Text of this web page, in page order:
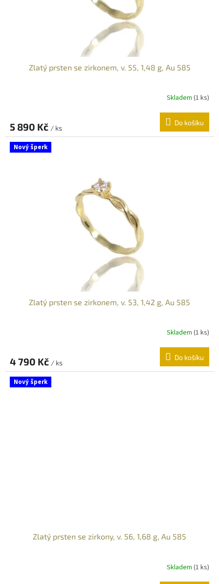
Zlatý prsten se zirkonem, v. 55, 1,48 g, Au 585
Skladem (1 ks)
5 890 Kč / ks
Do košíku
Nový šperk
Zlatý prsten se zirkonem, v. 53, 1,42 g, Au 585
Skladem (1 ks)
4 790 Kč / ks
Do košíku
Nový šperk
Zlatý prsten se zirkony, v. 56, 1,68 g, Au 585
Skladem (1 ks)